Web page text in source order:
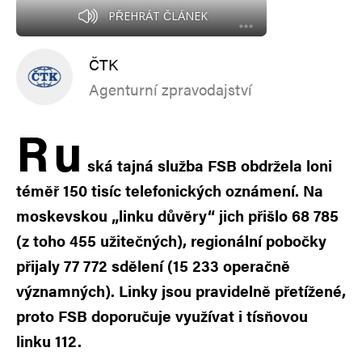
PŘEHRÁT ČLÁNEK
ČTK
Agenturní zpravodajství
Ru ská tajná služba FSB obdržela loni
téměř 150 tisíc telefonických oznámení. Na
moskevskou „linku důvěry“ jich přišlo 68 785
(z toho 455 užitečných), regionální pobočky
přijaly 77 772 sdělení (15 233 operačně
významných). Linky jsou pravidelně přetížené,
proto FSB doporučuje využívat i tísňovou
linku 112.